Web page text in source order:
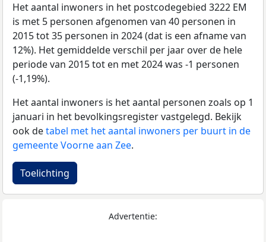
Het aantal inwoners in het postcodegebied 3222 EM
is met 5 personen afgenomen van 40 personen in
2015 tot 35 personen in 2024 (dat is een afname van
12%). Het gemiddelde verschil per jaar over de hele
periode van 2015 tot en met 2024 was -1 personen
(-1,19%).
Het aantal inwoners is het aantal personen zoals op 1
januari in het bevolkingsregister vastgelegd. Bekijk
ook detabel met het aantal inwoners per buurt in de
gemeente Voorne aan Zee.
Toelichting
Advertentie: